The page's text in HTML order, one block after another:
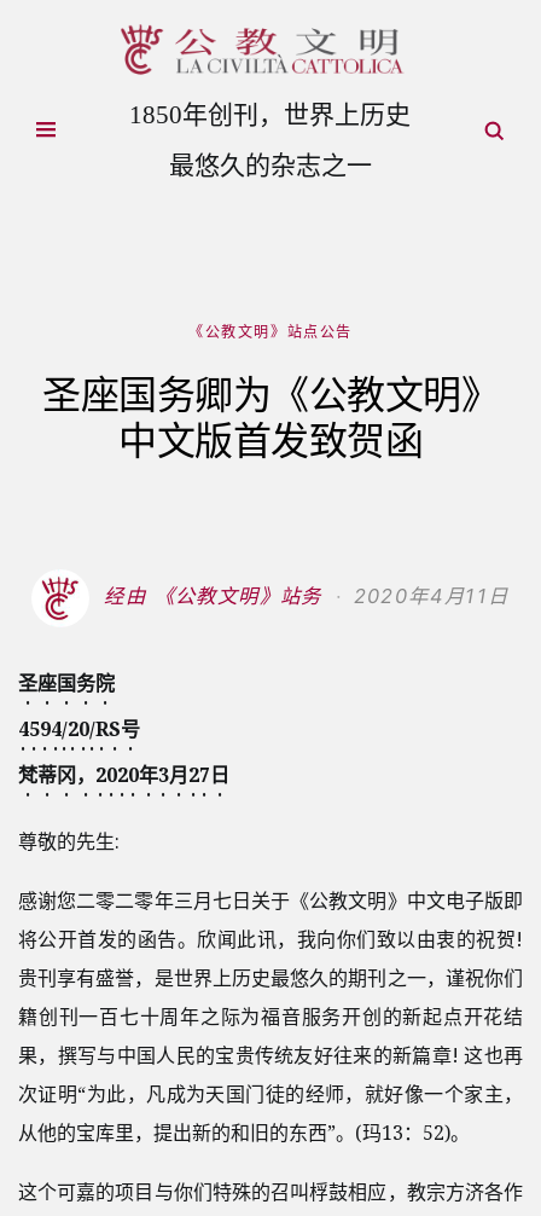
1850年创刊，世界上历史
最悠久的杂志之一
《公教文明》站点公告
圣座国务卿为《公教文明》
中文版首发致贺函
经由 《公教文明》站务 2020年4月11日
圣座国务院
4594/20/RS号
梵蒂冈，2020年3月27日
尊敬的先生:
感谢您二零二零年三月七日关于《公教文明》中文电子版即
将公开首发的函告。欣闻此讯，我向你们致以由衷的祝贺!
贵刊享有盛誉，是世界上历史最悠久的期刊之一，谨祝你们
籍创刊一百七十周年之际为福音服务开创的新起点开花结
果，撰写与中国人民的宝贵传统友好往来的新篇章! 这也再
次证明“为此，凡成为天国门徒的经师，就好像一个家主，
从他的宝库里，提出新的和旧的东西”。(玛13：52)。
这个可嘉的项目与你们特殊的召叫桴鼓相应，教宗方济各作